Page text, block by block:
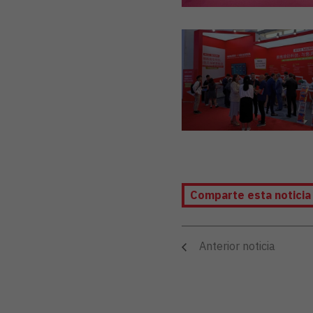
Comparte esta noticia
Anterior noticia